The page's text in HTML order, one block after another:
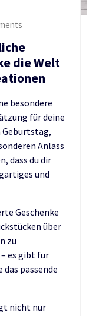
die Welt
besondere
für deine
Geburtstag,
Anlass
dass du dir
und
Geschenke
über
zu
es gibt für
das passende
nicht nur